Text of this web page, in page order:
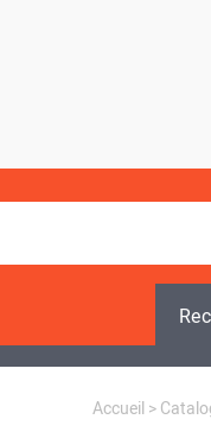
Accueil >